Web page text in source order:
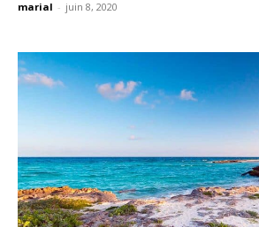
marial - juin 8, 2020